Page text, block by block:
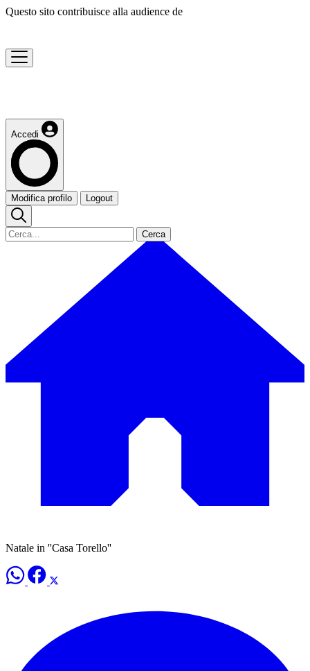
Questo sito contribuisce alla audience de
Accedi
Modifica profilo Logout
Cerca
Natale in ''Casa Torello''